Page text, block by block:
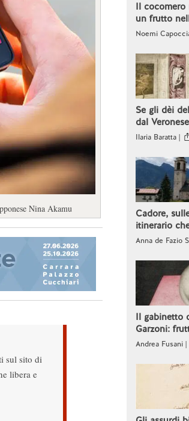
Nina Akamu
sul sito di
libera e
Il cocomero
un frutto
Noemi
Se gli dèi
dal Veronese
Ilaria Baratta |
Cadore,
itinerario
Anna de Fazio
Il gabinetto
Garzoni:
Andrea Fusani |